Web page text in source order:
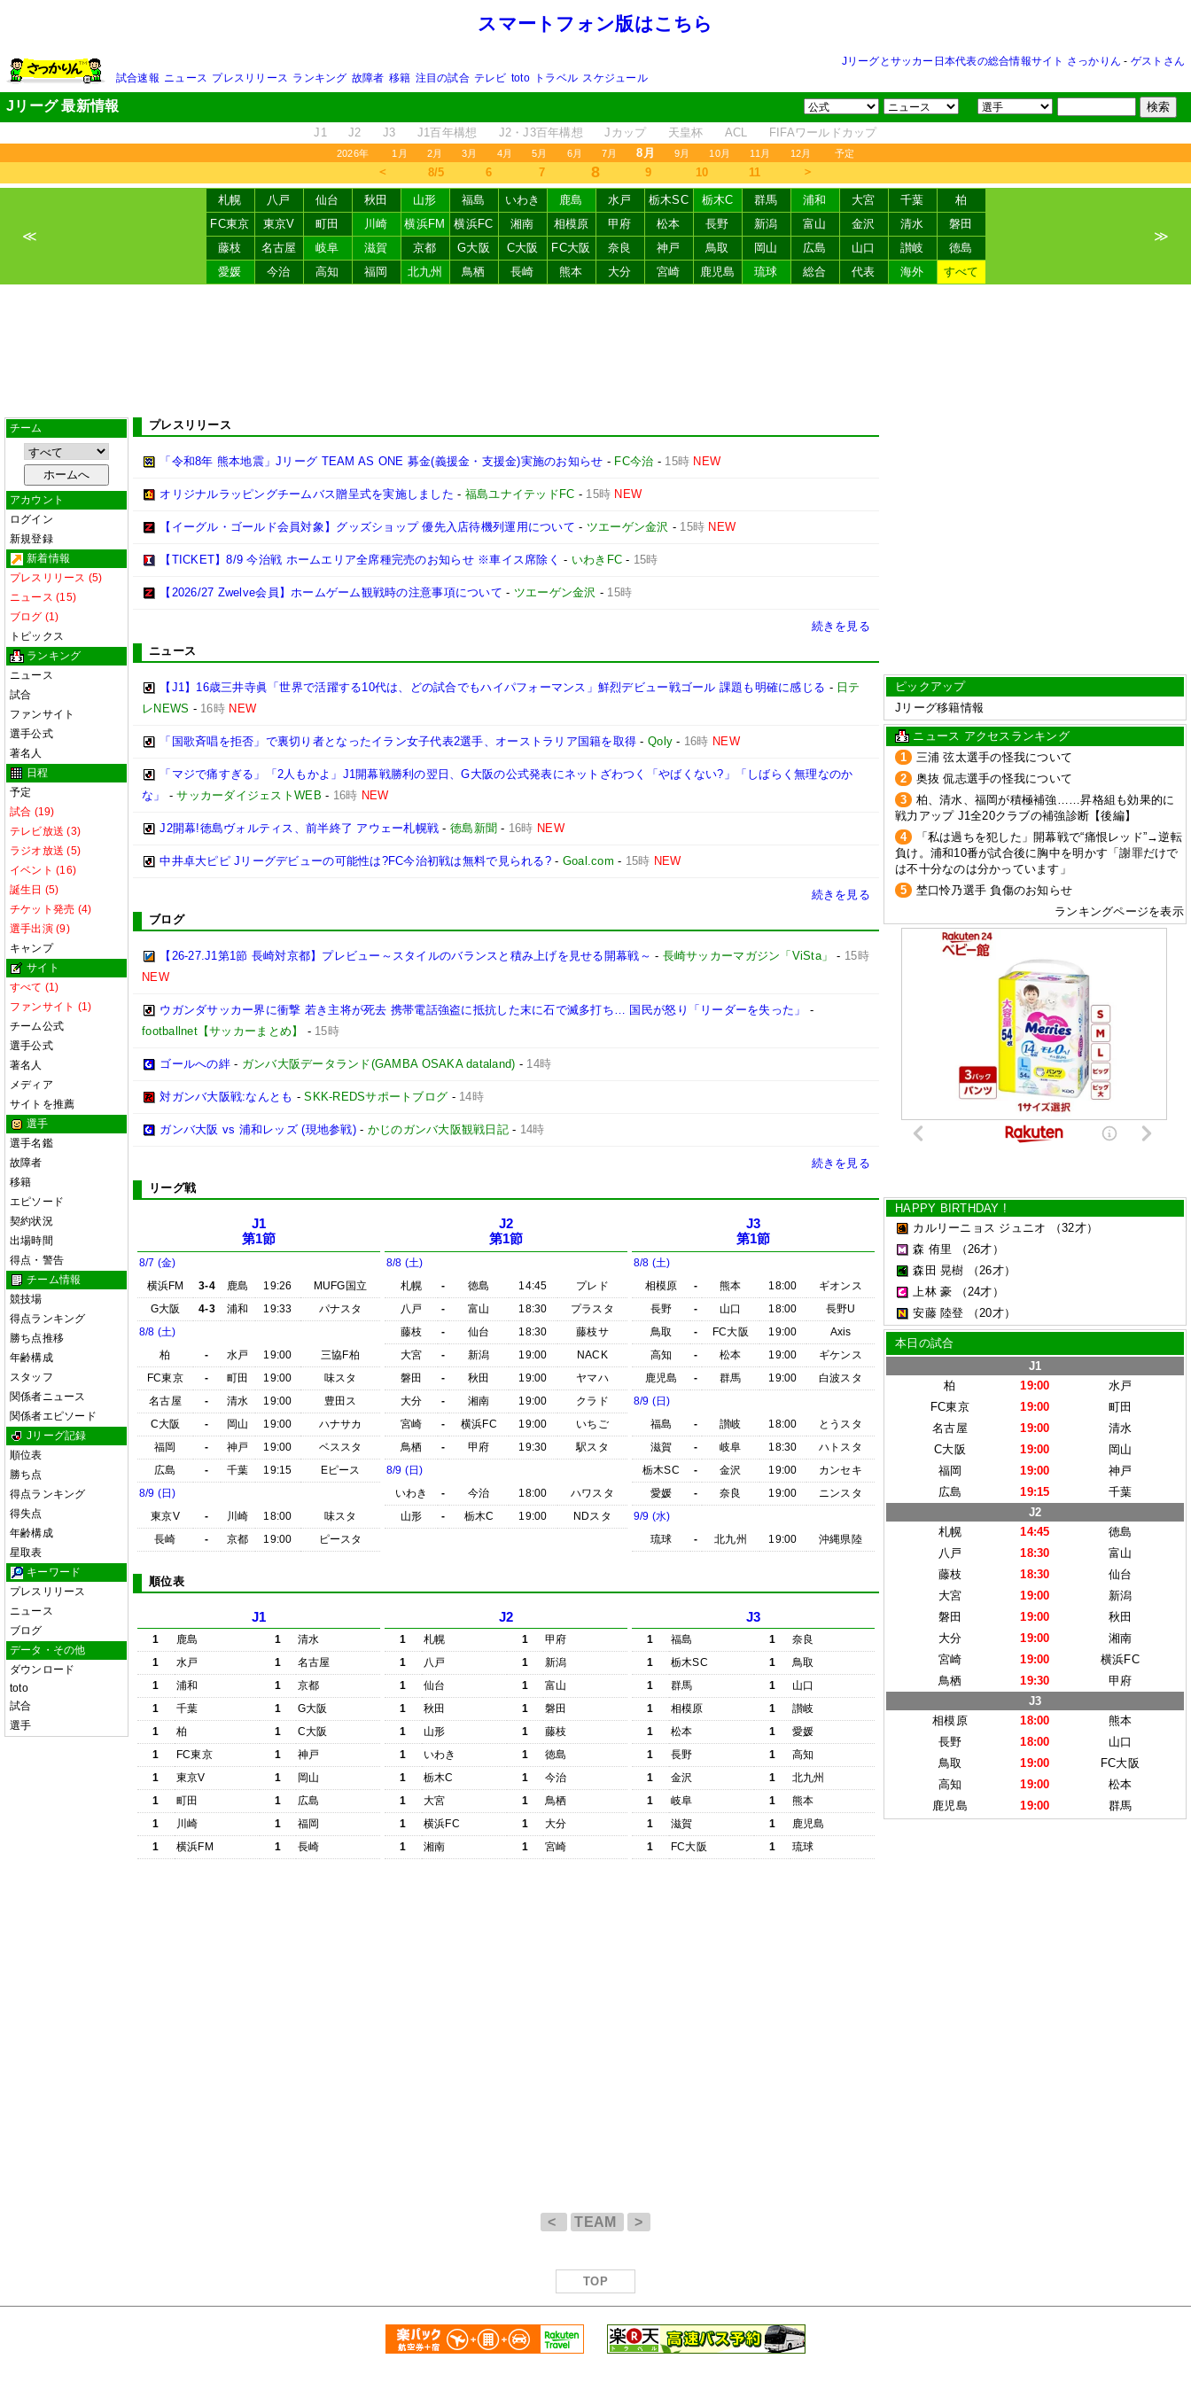
スマートフォン版はこちら
Jリーグとサッカー日本代表の総合情報サイト さっかりん - ゲストさん
試合速報 ニュース プレスリリース ランキング 故障者 移籍 注目の試合 テレビ toto トラベル スケジュール
Jリーグ 最新情報
J1 J2 J3 J1百年構想 J2・J3百年構想 Jカップ 天皇杯 ACL FIFAワールドカップ
2026年 1月 2月 3月 4月 5月 6月 7月 8月 9月 10月 11月 12月 予定
＜ 8/5 6 7 8 9 10 11 ＞
≪
札幌 八戸 仙台 秋田 山形 福島 いわき 鹿島 水戸 栃木SC 栃木C 群馬 浦和 大宮 千葉
柏
FC東京
東京V 町田 川崎 横浜FM 横浜FC 湘南 相模原 甲府 松本 長野 新潟 富山 金沢 清水
磐田
藤枝
名古屋 岐阜 滋賀 京都 G大阪 C大阪 FC大阪 奈良 神戸 鳥取 岡山 広島 山口 讃岐
徳島
愛媛
今治 高知 福岡 北九州 鳥栖 長崎 熊本 大分 宮崎 鹿児島 琉球 総合 代表 海外 すべて
≫
チーム
アカウント
ログイン
新規登録
新着情報
プレスリリース (5)
ニュース (15)
ブログ (1)
トピックス
ランキング
ニュース
試合
ファンサイト
選手公式
著名人
日程
予定
試合 (19)
テレビ放送 (3)
ラジオ放送 (5)
イベント (16)
誕生日 (5)
チケット発売 (4)
選手出演 (9)
キャンプ
サイト
すべて (1)
ファンサイト (1)
チーム公式
選手公式
著名人
メディア
サイトを推薦
選手
選手名鑑
故障者
移籍
エピソード
契約状況
出場時間
得点・警告
チーム情報
競技場
得点ランキング
勝ち点推移
年齢構成
スタッフ
関係者ニュース
関係者エピソード
Jリーグ記録
順位表
勝ち点
得点ランキング
得失点
年齢構成
星取表
キーワード
プレスリリース
ニュース
ブログ
データ・その他
ダウンロード
toto
試合
選手
プレスリリース
「令和8年 熊本地震」Jリーグ TEAM AS ONE 募金(義援金・支援金)実施のお知らせ - FC今治 - 15時 NEW
オリジナルラッピングチームバス贈呈式を実施しました - 福島ユナイテッドFC - 15時 NEW
【イーグル・ゴールド会員対象】グッズショップ 優先入店待機列運用について - ツエーゲン金沢 - 15時 NEW
【TICKET】8/9 今治戦 ホームエリア全席種完売のお知らせ ※車イス席除く - いわきFC - 15時
【2026/27 Zwelve会員】ホームゲーム観戦時の注意事項について - ツエーゲン金沢 - 15時
続きを見る
ニュース
【J1】16歳三井寺眞「世界で活躍する10代は、どの試合でもハイパフォーマンス」鮮烈デビュー戦ゴール 課題も明確に感じる - 日テ
レNEWS - 16時 NEW
「国歌斉唱を拒否」で裏切り者となったイラン女子代表2選手、オーストラリア国籍を取得 -Qoly - 16時 NEW
「マジで痛すぎる」「2人もかよ」J1開幕戦勝利の翌日、G大阪の公式発表にネットざわつく「やばくない?」「しばらく無理なのか
な」
-サッカーダイジェストWEB - 16時 NEW
J2開幕!徳島ヴォルティス、前半終了 アウェー札幌戦 -徳島新聞 - 16時 NEW
中井卓大ピピ Jリーグデビューの可能性は?FC今治初戦は無料で見られる?- Goal.com - 15時 NEW
続きを見る
ブログ
【26-27.J1第1節 長崎対京都】プレビュー～スタイルのバランスと積み上げを見せる開幕戦～ - 長崎サッカーマガジン「ViSta」 - 15時
NEW
ウガンダサッカー界に衝撃 若き主将が死去 携帯電話強盗に抵抗した末に石で滅多打ち… 国民が怒り「リーダーを失った」
-
footballnet【サッカーまとめ】
- 15時
ゴールへの絆- ガンバ大阪データランド(GAMBA OSAKA dataland) - 14時
対ガンバ大阪戦:なんとも -SKK-REDSサポートブログ - 14時
ガンバ大阪 vs 浦和レッズ (現地参戦)- かじのガンバ大阪観戦日記- 14時
続きを見る
リーグ戦
J1
第1節
8/7 (金)
横浜FM
3-4 鹿島 19:26
MUFG国立
G大阪
4-3 浦和 19:33
パナスタ
8/8 (土)
柏
- 水戸 19:00
三協F柏
FC東京
- 町田 19:00
味スタ
名古屋
- 清水 19:00
豊田ス
C大阪
- 岡山 19:00
ハナサカ
福岡
- 神戸 19:00
ベススタ
広島
- 千葉 19:15
Eピース
8/9 (日)
東京V
- 川崎 18:00
味スタ
長崎
- 京都 19:00 ピースタ
J2
第1節
8/8 (土)
札幌
- 徳島 14:45
プレド
八戸
- 富山 18:30
プラスタ
藤枝
- 仙台 18:30
藤枝サ
大宮
- 新潟 19:00
NACK
磐田
- 秋田 19:00
ヤマハ
大分
- 湘南 19:00
クラド
宮崎
- 横浜FC 19:00
いちご
鳥栖
- 甲府 19:30
駅スタ
8/9 (日)
いわき
- 今治 18:00
ハワスタ
山形
- 栃木C 19:00 NDスタ
J3
第1節
8/8 (土)
相模原
- 熊本 18:00
ギオンス
長野
- 山口 18:00
長野U
鳥取
- FC大阪 19:00
Axis
高知
- 松本 19:00
ギケンス
鹿児島
- 群馬 19:00
白波スタ
8/9 (日)
福島
- 讃岐 18:00
とうスタ
滋賀
- 岐阜 18:30
ハトスタ
栃木SC
- 金沢 19:00
カンセキ
愛媛
- 奈良 19:00
ニンスタ
9/9 (水)
琉球
- 北九州 19:00 沖縄県陸
順位表
J1
1 鹿島 1
清水
1
水戸 1
名古屋
1
浦和 1
京都
1
千葉 1
G大阪
1
柏 1
C大阪
1
FC東京 1
神戸
1
東京V 1
岡山
1
町田 1
広島
1
川崎 1
福岡
1
横浜FM 1 長崎
J2
1 札幌 1
甲府
1
八戸 1
新潟
1
仙台 1
富山
1
秋田 1
磐田
1
山形 1
藤枝
1
いわき 1
徳島
1
栃木C 1
今治
1
大宮 1
鳥栖
1
横浜FC 1
大分
1
湘南 1 宮崎
J3
1 福島 1
奈良
1
栃木SC 1
鳥取
1
群馬 1
山口
1
相模原 1
讃岐
1
松本 1
愛媛
1
長野 1
高知
1
金沢 1
北九州
1
岐阜 1
熊本
1
滋賀 1
鹿児島
1
FC大阪 1 琉球
ピックアップ
Jリーグ移籍情報
ニュース アクセスランキング
1
三浦 弦太選手の怪我について
2
奥抜 侃志選手の怪我について
3
柏、清水、福岡が積極補強……昇格組も効果的に
戦力アップ J1全20クラブの補強診断【後編】
4
「私は過ちを犯した」開幕戦で“痛恨レッド”→逆転
負け。浦和10番が試合後に胸中を明かす「謝罪だけで
は不十分なのは分かっています」
5
埜口怜乃選手 負傷のお知らせ
ランキングページを表示
HAPPY BIRTHDAY !
カルリーニョス ジュニオ
（32才）
森 侑里
（26才）
森田 晃樹
（26才）
上林 豪
（24才）
安藤 陸登
（20才）
本日の試合
J1
柏
19:00
水戸
FC東京
19:00
町田
名古屋
19:00
清水
C大阪
19:00
岡山
福岡
19:00
神戸
広島
19:15
千葉
J2
札幌
14:45
徳島
八戸
18:30
富山
藤枝
18:30
仙台
大宮
19:00
新潟
磐田
19:00
秋田
大分
19:00
湘南
宮崎
19:00
横浜FC
鳥栖
19:30
甲府
J3
相模原
18:00
熊本
長野
18:00
山口
鳥取
19:00
FC大阪
高知
19:00
松本
鹿児島
19:00 群馬
< TEAM >
TOP